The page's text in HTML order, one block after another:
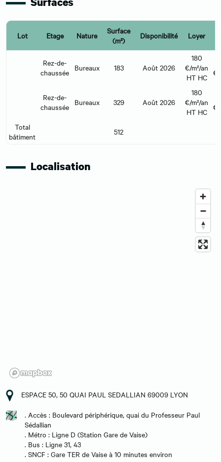
Lot Etage Nature
Surface
(m²)
Disponibilité Loyer
Rez-de-
chaussée Bureaux 183 Août 2026
180
€/m²/an
HT HC
€/
Rez-de-
chaussée Bureaux 329 Août 2026
180
€/m²/an
HT HC
€/
Total
bâtiment
512
Localisation
ESPACE 50, 50 QUAI PAUL SEDALLIAN 69009 LYON
. Accès : Boulevard périphérique, quai du Professeur Paul
Sédallian
. Métro : Ligne D (Station Gare de Vaise)
. Bus : Ligne 31, 43
. SNCF : Gare TER de Vaise à 10 minutes environ